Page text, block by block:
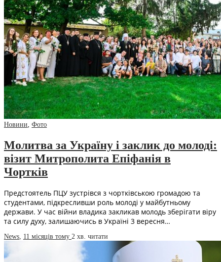
Новини Фото
Молитва за Україну і заклик до молоді:
візит Митрополита Епіфанія в
Чортків
Предстоятель ПЦУ зустрівся з чортківською громадою та
студентами, підкресливши роль молоді у майбутньому
держави. У час війни владика закликав молодь зберігати віру
та силу духу, залишаючись в Україні 3 вересня…
News, 11 місяців тому 2 хв. читати